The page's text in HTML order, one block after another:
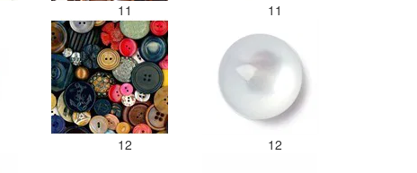
11 11
12 12